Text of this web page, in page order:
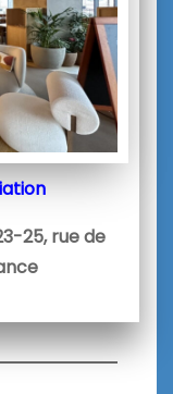
25, rue de